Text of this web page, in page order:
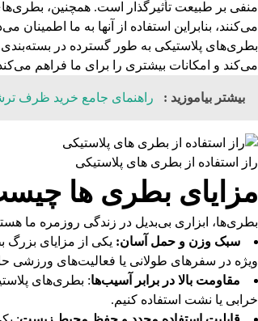
منفی بر طبیعت تأثیرگذار است. همچنین،
می‌کنند، بنابراین استفاده از آنها به ما
بطری‌های پلاستیکی به طور گسترده در
می‌کند و امکانات بیشتری را برای ما فراهم
بیشتر بیاموزید : راهنمای جامع خرید ظرف
راز استفاده از بطری های پلاستیکی
مزایای بطری ها
بطری‌ها، ابزاری بی‌بدیل در زندگی روزمره ما
سبک وزن و حمل آسان: یکی از مزایای بزرگ
ویژه در سفرهای طولانی یا فعالیت‌های ورزشی
مقاومت بالا در برابر آسیب‌ها: بطری‌های
خرابی یا نشت استفاده کنیم.